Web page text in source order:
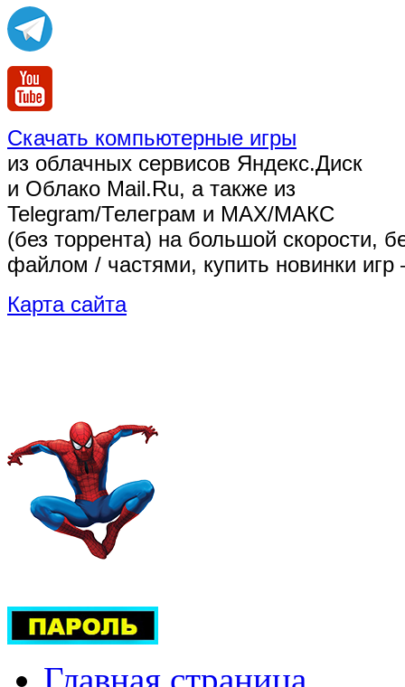
Скачать компьютерные игры
из облачных сервисов Яндекс.Диск
и Облако Mail.Ru, а также из
Telegram/Телеграм и MAX/МАКС
(без торрента) на большой скорости,
файлом / частями, купить новинки
Карта сайта
Главная страница